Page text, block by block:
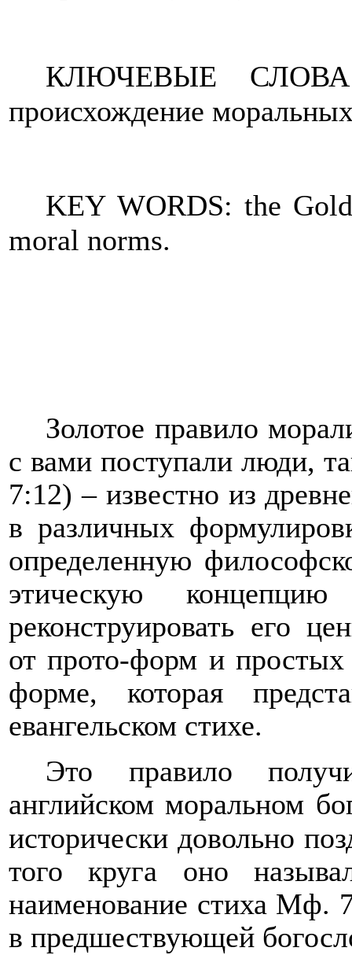
КЛЮЧЕВЫЕ СЛОВА:
происхождение
KEY WORDS: the
moral norms.
Золотое правило
с вами поступали люди,
7:12) – известно из
в различных
определенную
этическую
реконструировать его
от прото-форм и
форме, которая
евангельском стихе.
Это правило
английском моральном
исторически довольно
того круга оно
наименование стиха Мф.
в предшествующей